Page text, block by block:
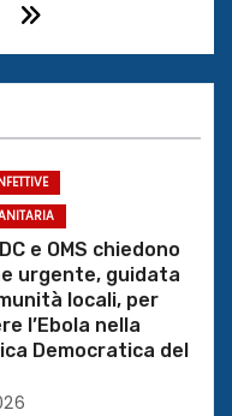
e OMS chiedono
urgente, guidata
locali, per
l’Ebola nella
Democratica del